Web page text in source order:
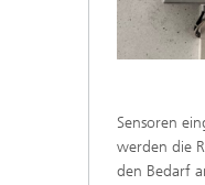
Sensoren
werden die
den Bedarf